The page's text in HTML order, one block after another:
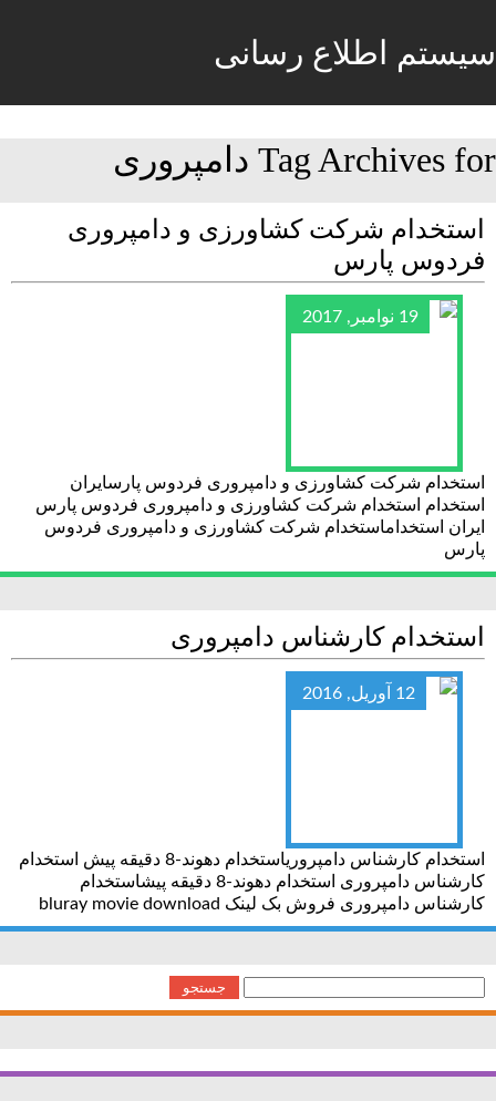
سیستم اطلاع رسانی
Tag Archives for دامپروری
استخدام شرکت کشاورزی و دامپروری
فردوس پارس
19 نوامبر, 2017
استخدام شرکت کشاورزی و دامپروری فردوس پارسایران
استخدام استخدام شرکت کشاورزی و دامپروری فردوس پارس
ایران استخداماستخدام شرکت کشاورزی و دامپروری فردوس
پارس
استخدام کارشناس دامپروری
12 آوریل, 2016
استخدام کارشناس دامپروریاستخدام دهوند-8 دقیقه پیش استخدام
کارشناس دامپروری استخدام دهوند-8 دقیقه پیشاستخدام
کارشناس دامپروری فروش بک لینک bluray movie download
برای: